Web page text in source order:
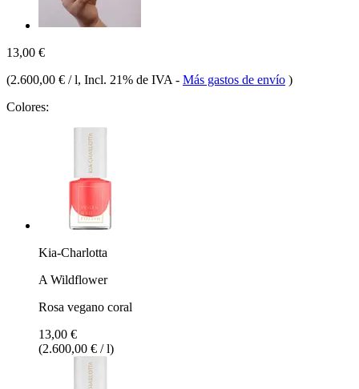
13,00 €
(2.600,00 € / l, Incl. 21% de IVA - Más gastos de envío )
Colores:
Kia-Charlotta
A Wildflower
Rosa vegano coral
13,00 €
(2.600,00 € / l)